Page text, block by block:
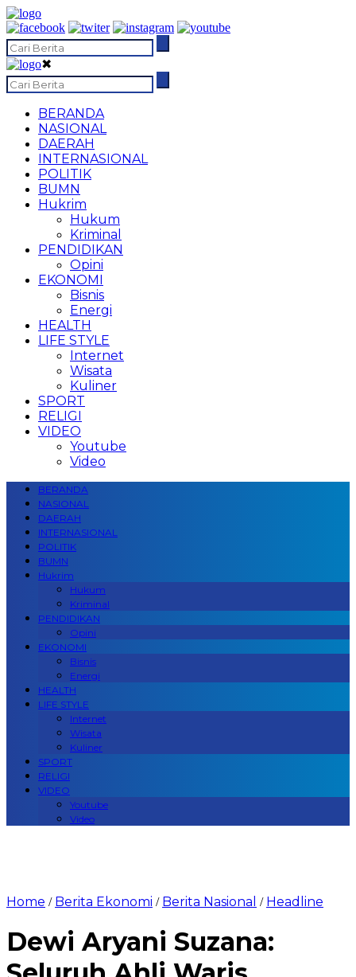
✖
BERANDA
NASIONAL
DAERAH
INTERNASIONAL
POLITIK
BUMN
Hukrim
Hukum
Kriminal
PENDIDIKAN
Opini
EKONOMI
Bisnis
Energi
HEALTH
LIFE STYLE
Internet
Wisata
Kuliner
SPORT
RELIGI
VIDEO
Youtube
Video
BERANDA
NASIONAL
DAERAH
INTERNASIONAL
POLITIK
BUMN
Hukrim
Hukum
Kriminal
PENDIDIKAN
Opini
EKONOMI
Bisnis
Energi
HEALTH
LIFE STYLE
Internet
Wisata
Kuliner
SPORT
RELIGI
VIDEO
Youtube
Video
Home / Berita Ekonomi / Berita Nasional / Headline
Dewi Aryani Suzana: